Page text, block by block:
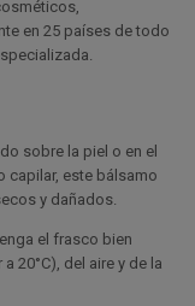
en 25 países de todo
sobre la piel o en el
capilar, este bálsamo
y dañados.
el frasco bien
20°C), del aire y de la